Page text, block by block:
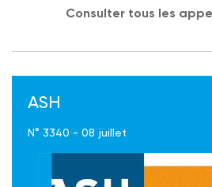
Consulter tous les
ASH
N° 3340 - 08 juillet